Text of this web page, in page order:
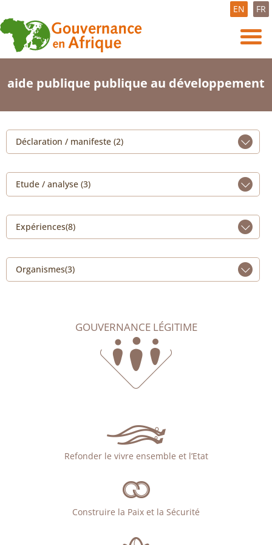
EN FR
aide publique publique au développement
Déclaration / manifeste (2)
Etude / analyse (3)
Expériences(8)
Organismes(3)
GOUVERNANCE LÉGITIME
Refonder le vivre ensemble et l’Etat
Construire la Paix et la Sécurité